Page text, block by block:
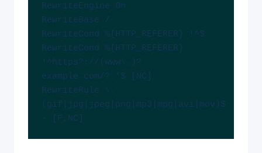
RewriteEngine On
RewriteBase /
RewriteCond %{HTTP_REFERER} !^$
RewriteCond %{HTTP_REFERER}
!^https?://(www\.)?
example.com/?.*$ [NC]
RewriteRule \.
(gif|jpg|jpeg|png|mp3|mpg|avi|mov)$